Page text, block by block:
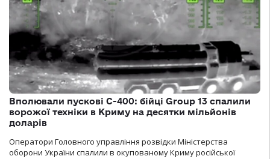
Вполювали пускові С-400: бійці Group 13 спалили
ворожої техніки в Криму на десятки мільйонів
доларів
Оператори Головного управління розвідки Міністерства
оборони України спалили в окупованому Криму російської